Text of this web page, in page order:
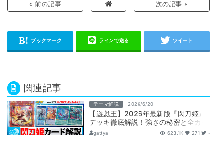
« 前の記事 次の記事 »
関連記事
テーマ解説 2026/6/20
【遊戯王】2026年最新版『閃刀姫』
デッキ徹底解説！強さの秘密と全カー
ド評価
gattya 623.1K 271 -